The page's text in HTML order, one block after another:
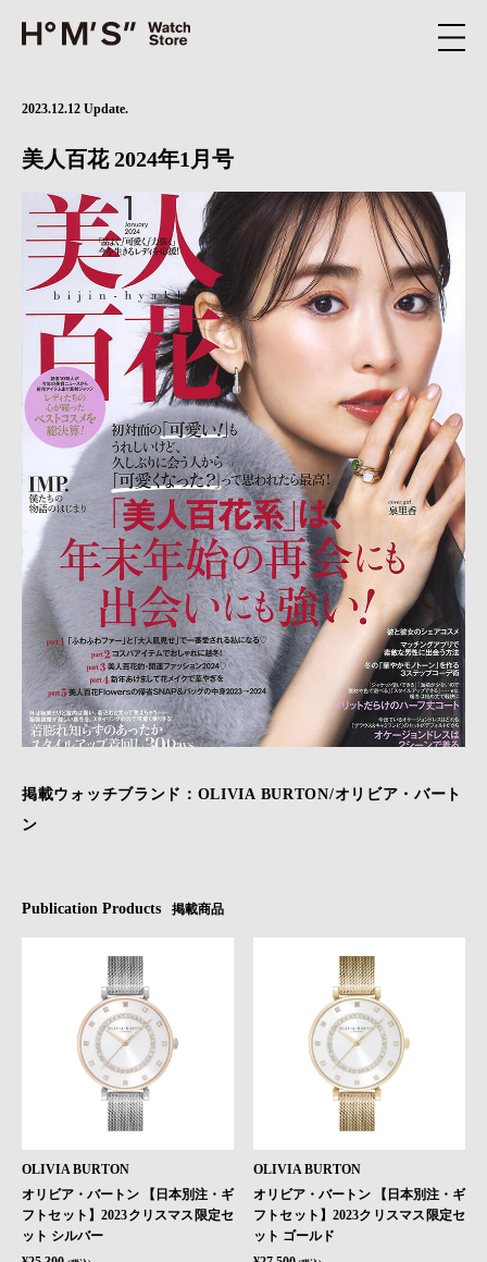
2023.12.12 Update.
美人百花 2024年1月号
掲載ウォッチブランド：OLIVIA BURTON/オリビア・バート
ン
Publication Products 掲載商品
OLIVIA BURTON
オリビア・バートン 【日本別注・ギ
フトセット】2023クリスマス限定セ
ット シルバー
OLIVIA BURTON
オリビア・バートン 【日本別注・ギ
フトセット】2023クリスマス限定セ
ット ゴールド